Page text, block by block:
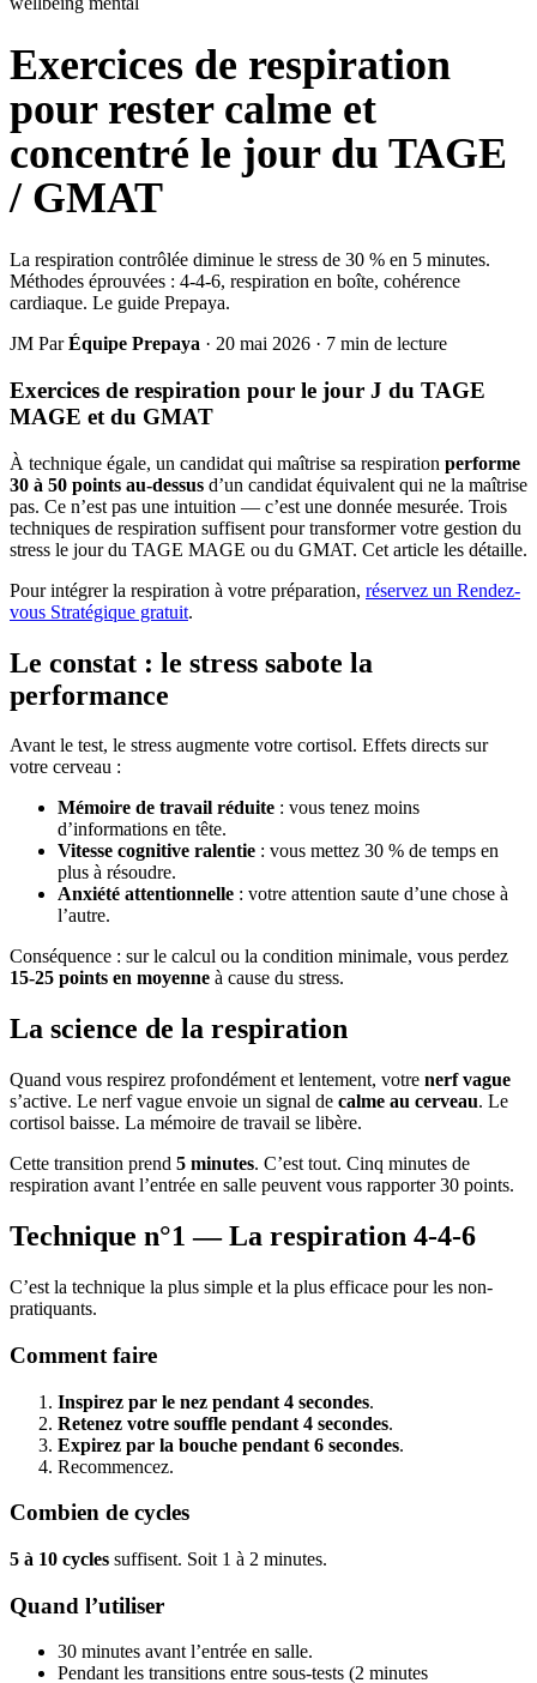
Exercices de respiration
pour rester calme et
concentré le jour du TAGE
/ GMAT
La respiration contrôlée diminue le stress de 30 % en 5 minutes.
Méthodes éprouvées : 4-4-6, respiration en boîte, cohérence
cardiaque. Le guide Prepaya.
JM ParÉquipe Prepaya · 20 mai 2026 · 7 min de lecture
Exercices de respiration pour le jour J du TAGE
MAGE et du GMAT
À technique égale, un candidat qui maîtrise sa respiration performe
30 à 50 points au-dessus d’un candidat équivalent qui ne la maîtrise
pas. Ce n’est pas une intuition — c’est une donnée mesurée. Trois
techniques de respiration suffisent pour transformer votre gestion du
stress le jour du TAGE MAGE ou du GMAT. Cet article les détaille.
Pour intégrer la respiration à votre préparation, réservez un Rendez-
vous Stratégique gratuit.
Le constat : le stress sabote la
performance
Avant le test, le stress augmente votre cortisol. Effets directs sur
votre cerveau :
Mémoire de travail réduite : vous tenez moins
d’informations en tête.
Vitesse cognitive ralentie : vous mettez 30 % de temps en
plus à résoudre.
Anxiété attentionnelle : votre attention saute d’une chose à
l’autre.
Conséquence : sur le calcul ou la condition minimale, vous perdez
15-25 points en moyenne à cause du stress.
La science de la respiration
Quand vous respirez profondément et lentement, votre nerf vague
s’active. Le nerf vague envoie un signal de calme au cerveau. Le
cortisol baisse. La mémoire de travail se libère.
Cette transition prend 5 minutes. C’est tout. Cinq minutes de
respiration avant l’entrée en salle peuvent vous rapporter 30 points.
Technique n°1 — La respiration 4-4-6
C’est la technique la plus simple et la plus efficace pour les non-
pratiquants.
Comment faire
Inspirez par le nez pendant 4 secondes.
Retenez votre souffle pendant 4 secondes.
Expirez par la bouche pendant 6 secondes.
Recommencez.
Combien de cycles
5 à 10 cycles suffisent. Soit 1 à 2 minutes.
Quand l’utiliser
30 minutes avant l’entrée en salle.
Pendant les transitions entre sous-tests (2 minutes